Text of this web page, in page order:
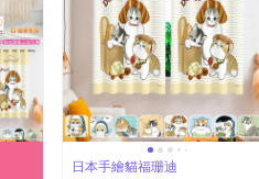
日本手繪貓福珊迪